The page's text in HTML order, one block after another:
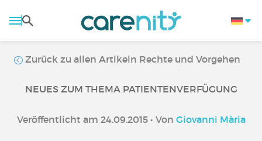
Zurück zu allen Artikeln Rechte und Vorgehen
NEUES ZUM THEMA PATIENTENVERFÜGUNG
Veröffentlicht am 24.09.2015 • Von Giovanni Mària